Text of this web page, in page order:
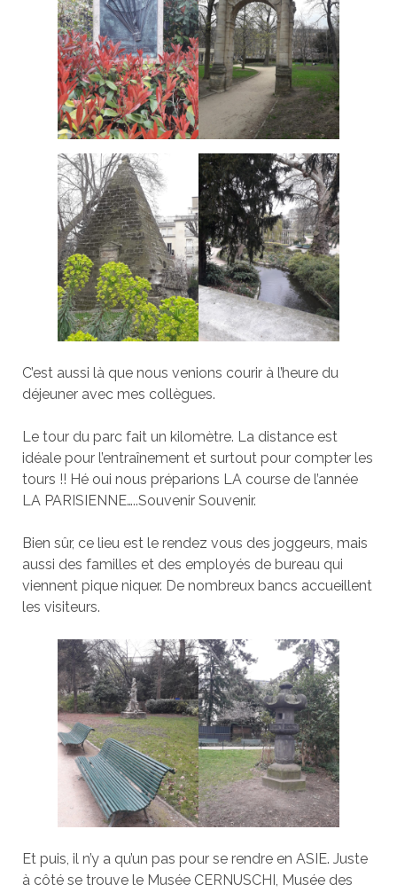
C’est aussi là que nous venions courir à l’heure du
déjeuner avec mes collègues.
Le tour du parc fait un kilomètre. La distance est
idéale pour l’entraînement et surtout pour compter les
tours !! Hé oui nous préparions LA course de l’année
LA PARISIENNE…..Souvenir Souvenir.
Bien sûr, ce lieu est le rendez vous des joggeurs, mais
aussi des familles et des employés de bureau qui
viennent pique niquer. De nombreux bancs accueillent
les visiteurs.
Et puis, il n’y a qu’un pas pour se rendre en ASIE. Juste
à côté se trouve le Musée CERNUSCHI, Musée des